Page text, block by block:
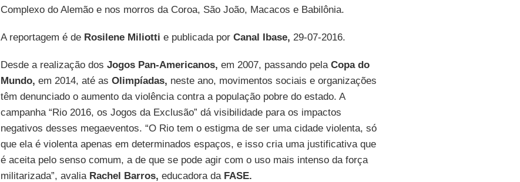
Complexo do Alemão e nos morros da Coroa, São João, Macacos e Babilônia.
A reportagem é de Rosilene Miliotti e publicada por Canal Ibase, 29-07-2016.
Desde a realização dos Jogos Pan-Americanos, em 2007, passando pela Copa do
Mundo, em 2014, até as Olimpíadas, neste ano, movimentos sociais e organizações
têm denunciado o aumento da violência contra a população pobre do estado. A
campanha “Rio 2016, os Jogos da Exclusão” dá visibilidade para os impactos
negativos desses megaeventos. “O Rio tem o estigma de ser uma cidade violenta, só
que ela é violenta apenas em determinados espaços, e isso cria uma justificativa que
é aceita pelo senso comum, a de que se pode agir com o uso mais intenso da força
militarizada”, avalia Rachel Barros, educadora da FASE.